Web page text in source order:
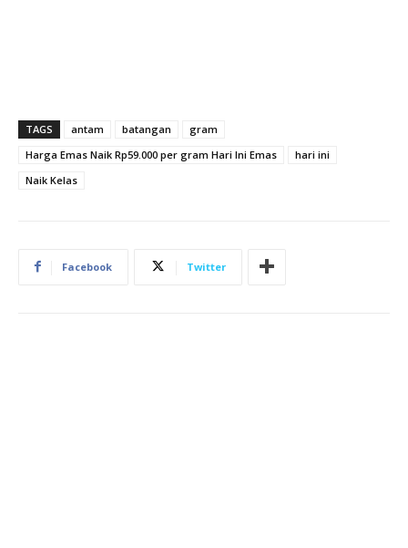
TAGS antam batangan
gram
Harga Emas Naik Rp59.000 per gram Hari Ini Emas
hari ini
Naik Kelas
Facebook Twitter